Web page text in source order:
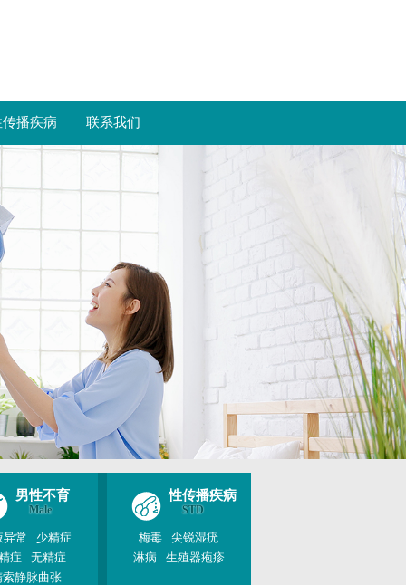
播疾病 联系我们
男性不育
Male
异常
少精症
症
无精症
索静脉曲张
性传播疾病
STD
梅毒
尖锐湿疣
淋病
生殖器疱疹